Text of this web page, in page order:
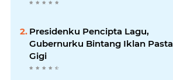
Presidenku Pencipta Lagu,
Gubernurku Bintang Iklan Pasta
Gigi